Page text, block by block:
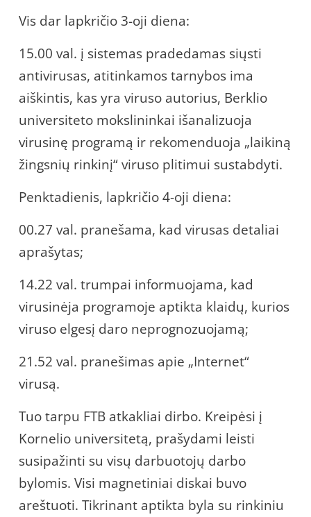
Vis dar lapkričio 3-oji diena:
15.00 val. į sistemas pradedamas siųsti
antivirusas, atitinkamos tarnybos ima
aiškintis, kas yra viruso autorius, Berklio
universiteto mokslininkai išanalizuoja
virusinę programą ir rekomenduoja „laikiną
žingsnių rinkinį“ viruso plitimui sustabdyti.
Penktadienis, lapkričio 4-oji diena:
00.27 val. pranešama, kad virusas detaliai
aprašytas;
14.22 val. trumpai informuojama, kad
virusinėja programoje aptikta klaidų, kurios
viruso elgesį daro neprognozuojamą;
21.52 val. pranešimas apie „Internet“
virusą.
Tuo tarpu FTB atkakliai dirbo. Kreipėsi į
Kornelio universitetą, prašydami leisti
susipažinti su visų darbuotojų darbo
bylomis. Visi magnetiniai diskai buvo
areštuoti. Tikrinant aptikta byla su rinkiniu